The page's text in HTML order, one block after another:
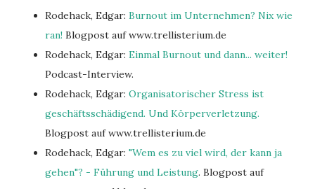
Rodehack, Edgar: Burnout im Unternehmen? Nix wie
ran! Blogpost auf www.trellisterium.de
Rodehack, Edgar: Einmal Burnout und dann... weiter!
Podcast-Interview.
Rodehack, Edgar: Organisatorischer Stress ist
geschäftsschädigend. Und Körperverletzung.
Blogpost auf www.trellisterium.de
Rodehack, Edgar: "Wem es zu viel wird, der kann ja
gehen"? - Führung und Leistung. Blogpost auf